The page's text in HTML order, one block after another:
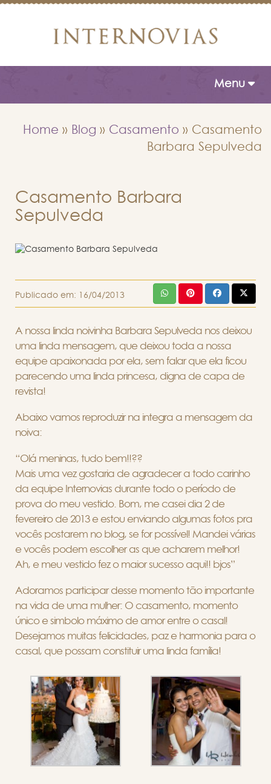
Toggle
Menu
Home » Blog » Casamento » Casamento
Barbara Sepulveda
Casamento Barbara
Sepulveda
Publicado em: 16/04/2013
A nossa linda noivinha Barbara Sepulveda nos deixou
uma linda mensagem, que deixou toda a nossa
equipe apaixonada por ela, sem falar que ela ficou
parecendo uma linda princesa, digna de capa de
revista!
Abaixo vamos reproduzir na integra a mensagem da
noiva:
“Olá meninas, tudo bem!!??
Mais uma vez gostaria de agradecer a todo carinho
da equipe Internovias durante todo o período de
prova do meu vestido. Bom, me casei dia 2 de
fevereiro de 2013 e estou enviando algumas fotos pra
vocês postarem no blog, se for possível! Mandei várias
e vocês podem escolher as que acharem melhor!
Ah, e meu vestido fez o maior sucesso aqui!! bjos”
Adoramos participar desse momento tão importante
na vida de uma mulher: O casamento, momento
único e simbolo máximo de amor entre o casal!
Desejamos muitas felicidades, paz e harmonia para o
casal, que possam constituir uma linda família!